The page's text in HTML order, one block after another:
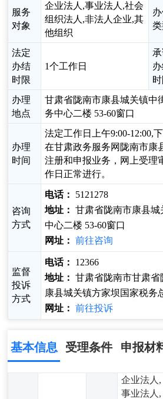
服务
对象
企业法人,事业法人,社会
组织法人,非法人企业,其
他组织
法定
办结
时限
1个工作日
办理
地点
甘肃省陇南市康县城关镇中
务中心二楼 53-60窗口
办理
时间
法定工作日上午9:00-12:00,
在甘肃政务服务网陇南市康
注册和申报业务，网上受理
作日正常进行。
咨询
方式
电话：
5121278
地址： 甘肃省陇南市康县
中心二楼 53-60窗口
网址： 前往咨询
监督
投诉
方式
电话：
12366
地址： 甘肃省陇南市甘肃
康县城关镇方家坝国家税务
网址： 前往投诉
基本信息 受理条件 申报材
企业法人,
事业法人,